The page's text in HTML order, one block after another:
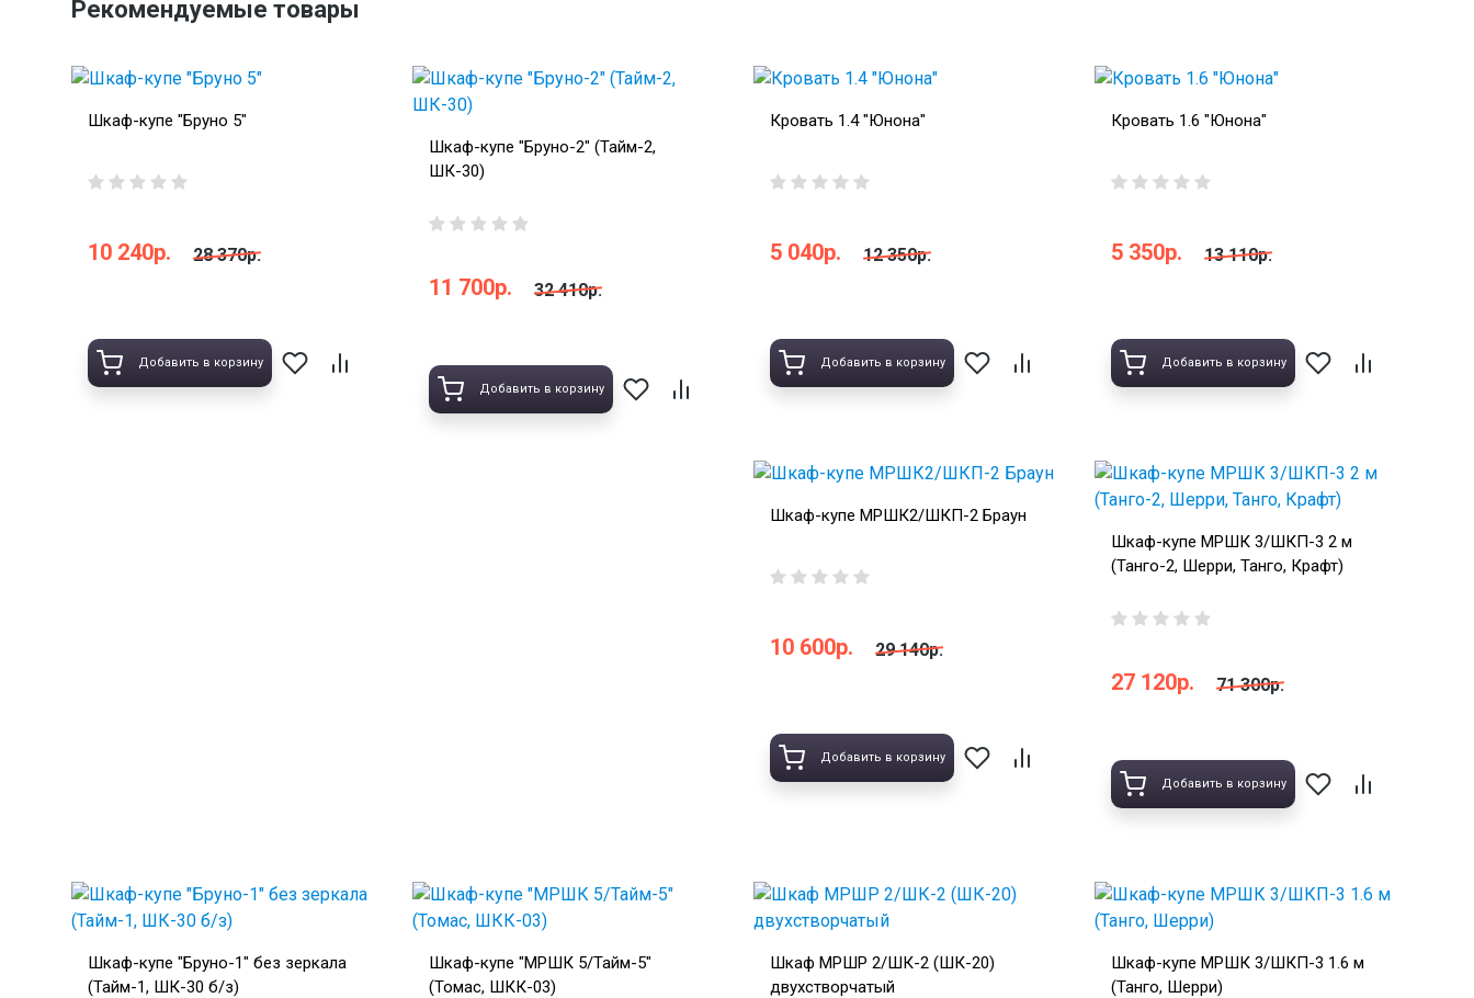
Рекомендуемые товары
Шкаф-купе "Бруно 5"
10 240р. 28 370р.
Добавить в корзину
Шкаф-купе "Бруно-2" (Тайм-2,
ШК-30)
11 700р. 32 410р.
Добавить в корзину
Кровать 1.4 "Юнона"
5 040р. 12 350р.
Добавить в корзину
Кровать 1.6 "Юнона"
5 350р. 13 110р.
Добавить в корзину
Шкаф-купе МРШК2/ШКП-2 Браун
10 600р. 29 140р.
Добавить в корзину
Шкаф-купе МРШК 3/ШКП-3 2 м
(Танго-2, Шерри, Танго, Крафт)
27 120р. 71 300р.
Добавить в корзину
Шкаф-купе "Бруно-1" без зеркала
(Тайм-1, ШК-30 б/з)
Шкаф-купе "МРШК 5/Тайм-5"
(Томас, ШКК-03)
Шкаф МРШР 2/ШК-2 (ШК-20)
двухстворчатый
Шкаф-купе МРШК 3/ШКП-3 1.6 м
(Танго, Шерри)